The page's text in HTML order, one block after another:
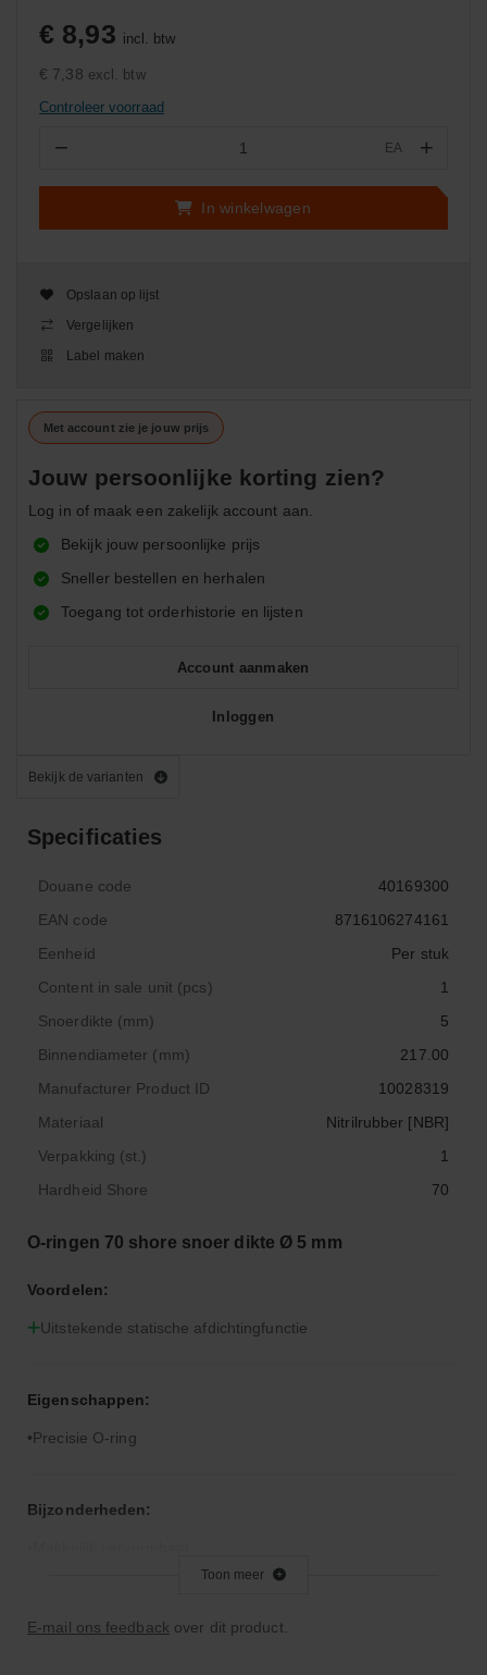
Bekijk de varianten
Specificaties
Douane code
40169300
EAN code
8716106274161
Eenheid
Per stuk
Content in sale unit (pcs)
1
Snoerdikte (mm)
5
Binnendiameter (mm)
217.00
Manufacturer Product ID
10028319
Materiaal
Nitrilrubber [NBR]
Verpakking (st.)
1
Hardheid Shore
70
O-ringen 70 shore snoer dikte Ø 5 mm
Voordelen:
Uitstekende statische afdichtingfunctie
Eigenschappen:
Precisie O-ring
Bijzonderheden:
Toepassingsgebied:
Toon meer
E-mail ons feedback over dit product.
€ 8,93 incl. btw
€ 7,38 excl. btw
Controleer voorraad
− EA +
In winkelwagen
Opslaan op lijst
Vergelijken
Label maken
Met account zie je jouw prijs
Jouw persoonlijke korting zien?
Log in of maak een zakelijk account aan.
Bekijk jouw persoonlijke prijs
Sneller bestellen en herhalen
Toegang tot orderhistorie en lijsten
Account aanmaken
Inloggen